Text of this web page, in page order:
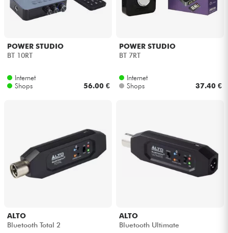
Kopfhörer
Drums
Blasinstrumente
Kinder
POWER STUDIO
BT 10RT
Internet
Shops
56.00 €
POWER STUDIO
BT 7RT
Internet
Shops
37.40 €
ALTO
Bluetooth Total 2
ALTO
Bluetooth Ultimate